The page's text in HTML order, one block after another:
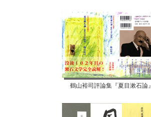
鶴山裕司評論集『夏目漱石論』